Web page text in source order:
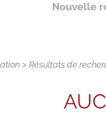
Nouvelle
> Résultats de